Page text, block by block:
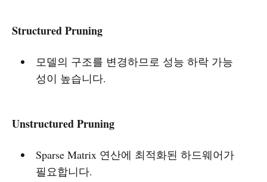
Structured Pruning
모델의 구조를 변경하므로 성능 하락 가능
성이 높습니다.
Unstructured Pruning
Sparse Matrix 연산에 최적화된 하드웨어가
필요합니다.